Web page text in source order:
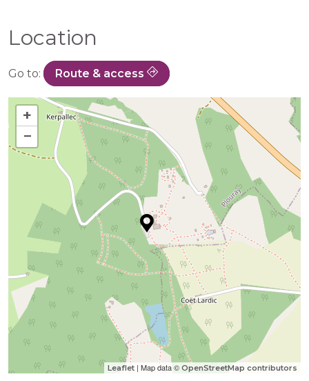
Location
Go to: Route & access
+
−
Leaflet | Map data © OpenStreetMap contributors